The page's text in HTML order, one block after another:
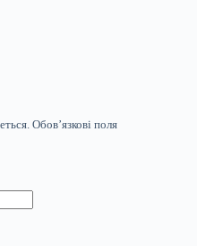
Обов’язкові поля